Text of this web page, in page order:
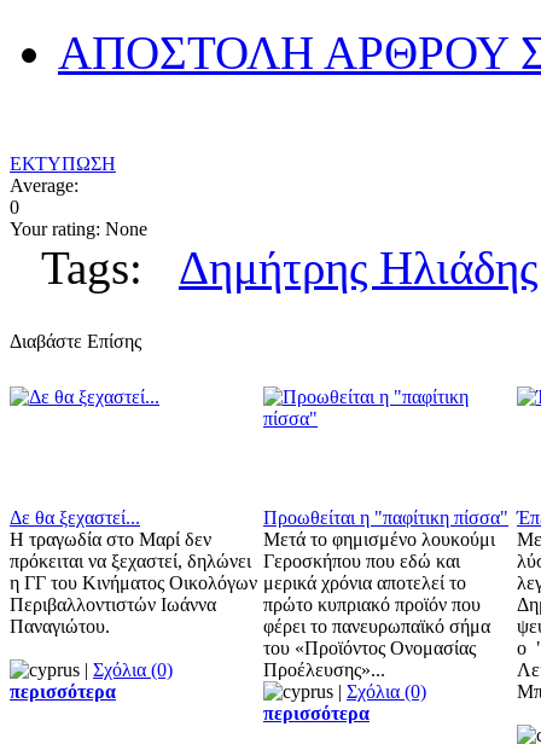
ΑΠΟΣΤΟΛΗ ΑΡΘΡΟΥ
ΕΚΤΥΠΩΣΗ
Average:
0
Your rating: None
Tags: Δημήτρης Ηλιάδης
Διαβάστε Επίσης
Δε θα ξεχαστεί...
Η τραγωδία στο Μαρί δεν
πρόκειται να ξεχαστεί, δηλώνει
η ΓΓ του Κινήματος Οικολόγων
Περιβαλλοντιστών Ιωάννα
Παναγιώτου.
| Σχόλια (0)
περισσότερα
Προωθείται η "παφίτικη πίσσα"
Μετά το φημισμένο λουκούμι
Γεροσκήπου που εδώ και
μερικά χρόνια αποτελεί το
πρώτο κυπριακό προϊόν που
φέρει το πανευρωπαϊκό σήμα
του «Προϊόντος Ονομασίας
Προέλευσης»...
| Σχόλια (0)
περισσότερα
Με
ο